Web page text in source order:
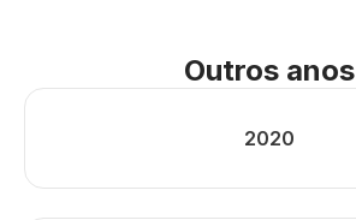
Outros anos
2020